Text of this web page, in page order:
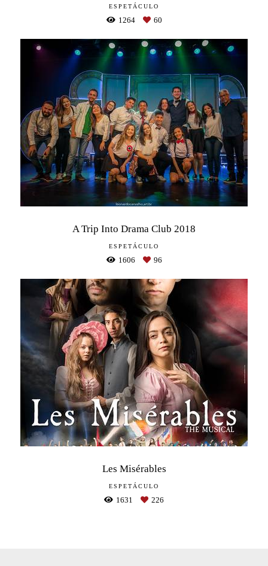
ESPETÁCULO
1264 60
A Trip Into Drama Club 2018
ESPETÁCULO
1606 96
Les Misérables
ESPETÁCULO
1631 226